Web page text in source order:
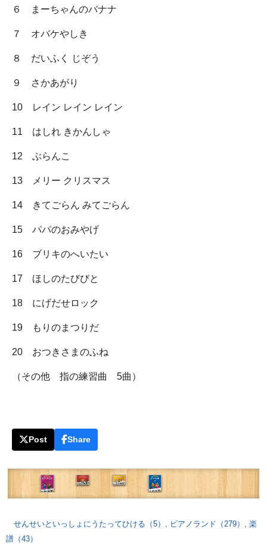
６ まーちゃんのバナナ
７ オバケやしき
８ だいふく じぞう
９ さかあがり
10 レイン レイン レイン
11 はしれ きかんしゃ
12 ぶらんこ
13 メリー クリスマス
14 きてごらん みてごらん
15 パパのおみやげ
16 ブリキのへいたい
17 ほしのたびびと
18 にげだせロック
19 もりのまつりだ
20 おつきさまのふね
（その他 指の練習曲 5曲）
Post Share
せんせいといっしょにうたってひける（5） , ピアノランド（279） , 楽
譜（43）